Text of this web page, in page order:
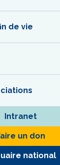
de vie
Intranet
un don
national